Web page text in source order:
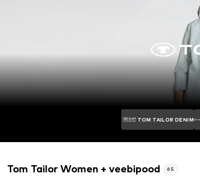
TOM TAILOR DENIM
Tom Tailor Women + veebipood 65